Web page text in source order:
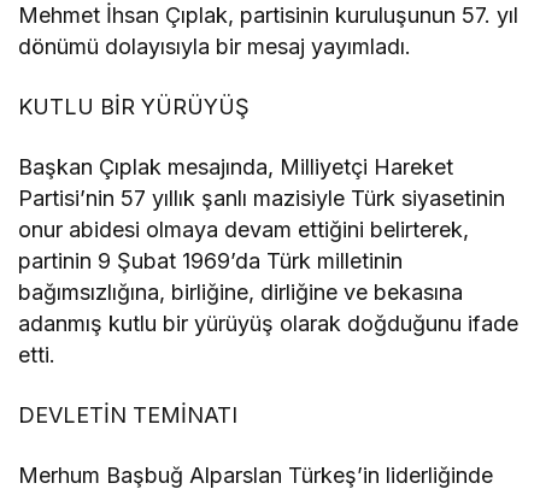
Mehmet İhsan Çıplak, partisinin kuruluşunun 57. yıl
dönümü dolayısıyla bir mesaj yayımladı.
KUTLU BİR YÜRÜYÜŞ
Başkan Çıplak mesajında, Milliyetçi Hareket
Partisi’nin 57 yıllık şanlı mazisiyle Türk siyasetinin
onur abidesi olmaya devam ettiğini belirterek,
partinin 9 Şubat 1969’da Türk milletinin
bağımsızlığına, birliğine, dirliğine ve bekasına
adanmış kutlu bir yürüyüş olarak doğduğunu ifade
etti.
DEVLETİN TEMİNATI
Merhum Başbuğ Alparslan Türkeş’in liderliğinde